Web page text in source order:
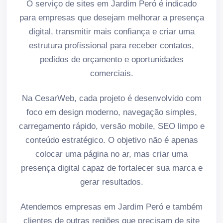
O serviço de sites em Jardim Peró é indicado
para empresas que desejam melhorar a presença
digital, transmitir mais confiança e criar uma
estrutura profissional para receber contatos,
pedidos de orçamento e oportunidades
comerciais.
Na CesarWeb, cada projeto é desenvolvido com
foco em design moderno, navegação simples,
carregamento rápido, versão mobile, SEO limpo e
conteúdo estratégico. O objetivo não é apenas
colocar uma página no ar, mas criar uma
presença digital capaz de fortalecer sua marca e
gerar resultados.
Atendemos empresas em Jardim Peró e também
clientes de outras regiões que precisam de site